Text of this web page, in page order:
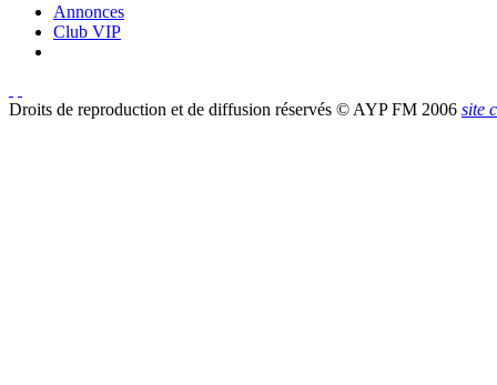
Annonces
Club VIP
Droits de reproduction et de diffusion réservés © AYP FM 2006 site